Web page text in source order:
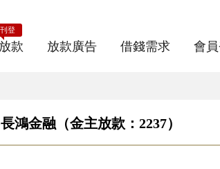
款
登
放款廣告 借錢需求 會
鴻金融（金主放款：2237）